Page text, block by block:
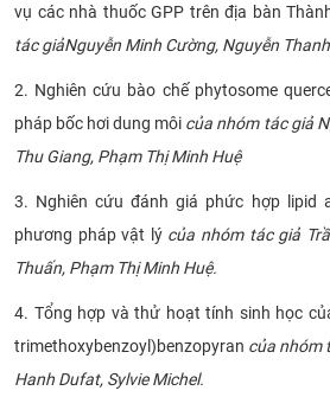
CỰU NGƯỜI HỌC
vụ các nhà thuốc GPP trên địa bàn
tác giảNguyễn Minh Cường, Nguyễn
2. Nghiên cứu bào chế phytosome
pháp bốc hơi dung môi của nhóm tác giả
Thu Giang, Phạm Thị Minh Huệ
3. Nghiên cứu đánh giá phức hợp lipid
phương pháp vật lý của nhóm tác giả
Thuấn, Phạm Thị Minh Huệ.
4. Tổng hợp và thử hoạt tính sinh học
trimethoxybenzoyl)benzopyran của nhóm
Hanh Dufat, Sylvie Michel.